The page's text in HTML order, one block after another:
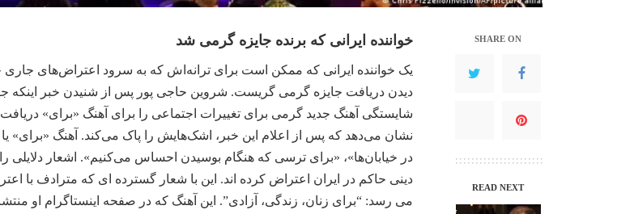
SHARE ON
READ NEXT
خواننده ایرانی که برنده جایزه گرمی شد
یک خواننده ایرانی که ممکن است برای ترانه‌اش که به سرود اعتراض‌های
دیدن دریافت جایزه گرمی گریست. شروین حاجی پور پس از شنیدن خبر اینکه
شایستگی آهنگ جدید گرمی برای تغییرات اجتماعی را برای آهنگ «برای»
نشان می‌دهد که پس از اعلام این خبر، اشک‌هایش را پاک می‌کند. آهنگ «برای»
در خیابان‌ها»، «برای ترسی که هنگام بوسیدن احساس می‌کنیم». اشعار دلایلی
دینی حاکم در ایران اعتراض کرده اند. این با شعار گسترده ای که مترادف با
می رسد: “برای زنان، زندگی، آزادی”. این آهنگ که در صفحه اینستاگرام